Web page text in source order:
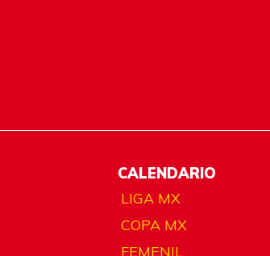
CALENDARIO
LIGA MX
COPA MX
FEMENIL